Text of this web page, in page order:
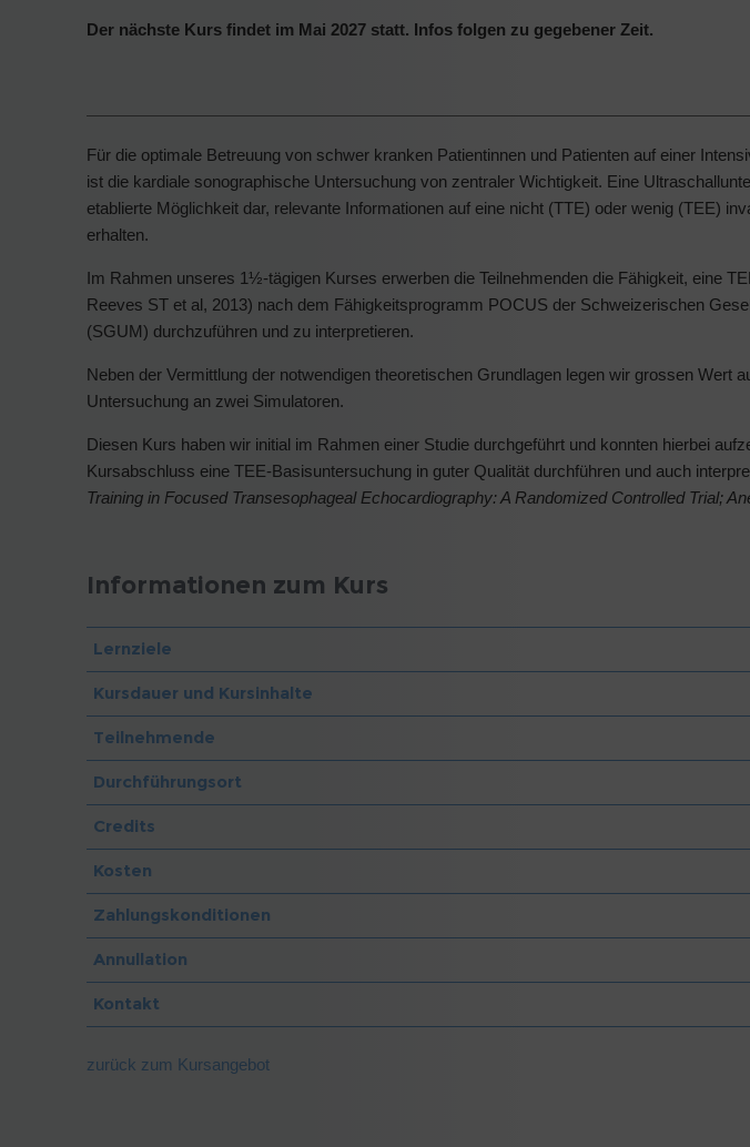
Der nächste Kurs findet im Mai 2027 statt. Infos folgen zu gegebener Zeit.
Für die optimale Betreuung von schwer kranken Patientinnen und Patienten auf einer
ist die kardiale sonographische Untersuchung von zentraler Wichtigkeit. Eine
etablierte Möglichkeit dar, relevante Informationen auf eine nicht (TTE) oder wenig (TEE)
erhalten.
Im Rahmen unseres 1½-tägigen Kurses erwerben die Teilnehmenden die Fähigkeit, eine
Reeves ST et al, 2013) nach dem Fähigkeitsprogramm POCUS der Schweizerischen
(SGUM) durchzuführen und zu interpretieren.
Neben der Vermittlung der notwendigen theoretischen Grundlagen legen wir grossen Wert
Untersuchung an zwei Simulatoren.
Diesen Kurs haben wir initial im Rahmen einer Studie durchgeführt und konnten hierbei
Kursabschluss eine TEE-Basisuntersuchung in guter Qualität durchführen und auch
Training in Focused Transesophageal Echocardiography: A Randomized Controlled Trial;
Informationen zum Kurs
Lernziele
Kursdauer und Kursinhalte
Teilnehmende
Durchführungsort
Credits
Kosten
Zahlungskonditionen
Annullation
Kontakt
zurück zum Kursangebot